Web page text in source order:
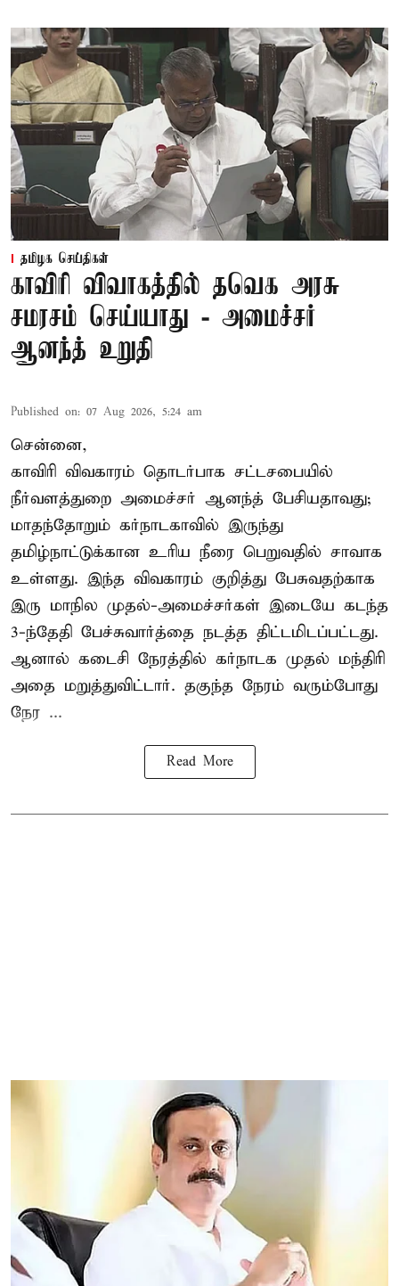
தமிழக செய்திகள்
காவிரி விவாகத்தில் தவெக அரசு
சமரசம் செய்யாது - அமைச்சர்
ஆனந்த் உறுதி
Published on: 07 Aug 2026, 5:24 am
சென்னை,
காவிரி விவகாரம் தொடர்பாக சட்டசபையில்
நீர்வளத்துறை அமைச்சர் ஆனந்த் பேசியதாவது;
மாதந்தோறும் கர்நாடகாவில் இருந்து
தமிழ்நாட்டுக்கான உரிய நீரை பெறுவதில் சாவாக
உள்ளது. இந்த விவகாரம் குறித்து பேசுவதற்காக
இரு மாநில முதல்-அமைச்சர்கள் இடையே கடந்த
3-ந்தேதி பேச்சுவார்த்தை நடத்த திட்டமிடப்பட்டது.
ஆனால் கடைசி நேரத்தில் கர்நாடக முதல் மந்திரி
அதை மறுத்துவிட்டார். தகுந்த நேரம் வரும்போது
நேர ...
Read More